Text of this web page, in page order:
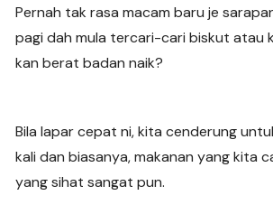
c
e
b
o
k
at
s
A
p
e
gr
a
ss
e
n
er
p
y
k
Pernah tak rasa macam baru je
pagi dah mula tercari-cari biskut atau
kan berat badan naik?
Bila lapar cepat ni, kita cenderung
kali dan biasanya, makanan yang kita
yang sihat sangat pun.